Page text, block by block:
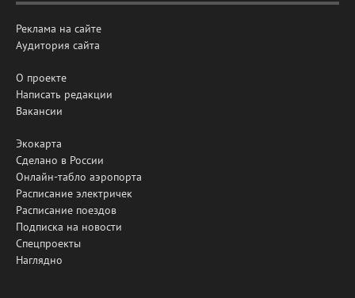
Реклама на сайте
Аудитория сайта
О проекте
Написать редакции
Вакансии
Экокарта
Сделано в России
Онлайн-табло аэропорта
Расписание электричек
Расписание поездов
Подписка на новости
Спецпроекты
Наглядно